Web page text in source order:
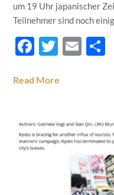
um 19 Uhr japanischer
Teilnehmer sind noch
Facebook
Twitter
Read More